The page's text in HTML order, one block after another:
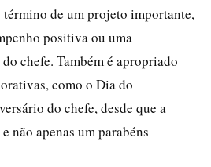
de um projeto importante,
positiva ou uma
chefe. Também é apropriado
como o Dia do
do chefe, desde que a
não apenas um parabéns